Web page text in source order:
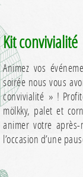
Kit convivialité
Animez vos
soirée nous vous
convivialité » !
mölkky, palet et
animer votre
l’occasion d’une